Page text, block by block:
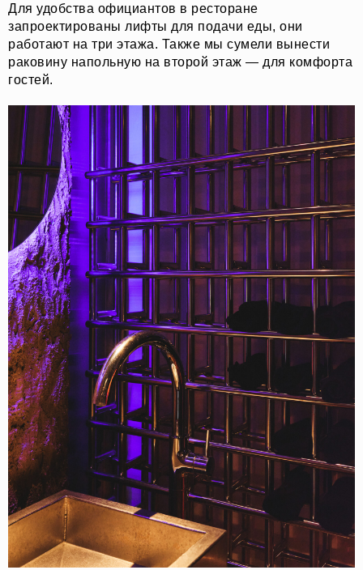
Для удобства официантов в ресторане
запроектированы лифты для подачи еды, они
работают на три этажа. Также мы сумели вынести
раковину напольную на второй этаж — для комфорта
гостей.